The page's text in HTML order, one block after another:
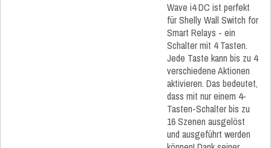
Wave i4 DC ist perfekt
für Shelly Wall Switch for
Smart Relays - ein
Schalter mit 4 Tasten.
Jede Taste kann bis zu 4
verschiedene Aktionen
aktivieren. Das bedeutet,
dass mit nur einem 4-
Tasten-Schalter bis zu
16 Szenen ausgelöst
und ausgeführt werden